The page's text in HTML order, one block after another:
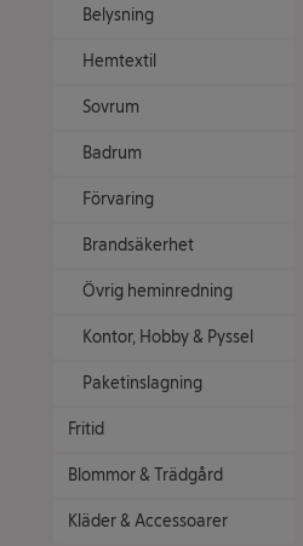
Belysning
Hemtextil
Sovrum
Badrum
Förvaring
Brandsäkerhet
Övrig heminredning
Kontor, Hobby & Pyssel
Paketinslagning
Fritid
Blommor & Trädgård
Kläder & Accessoarer